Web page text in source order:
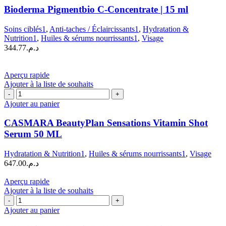
Pigmentbio
C-
Concentrate
|
15
ml
Bioderma Pigmentbio C-Concentrate | 15 ml
Soins ciblés1 , Anti-taches / Éclaircissants1 , Hydratation &
Nutrition1 , Huiles & sérums nourrissants1 , Visage
د.م.344.77
Aperçu rapide
Ajouter à la liste de souhaits
quantité
de
CASMARA
BeautyPlan
Sensations
Vitamin
Serum
50
Ajouter au panier
CASMARA BeautyPlan Sensations Vitamin Shot
Serum 50 ML
Hydratation & Nutrition1 , Huiles & sérums nourrissants1 , Visage
د.م.647.00
Aperçu rapide
Ajouter à la liste de souhaits
quantité
de
Caudalie
Ajouter au panier